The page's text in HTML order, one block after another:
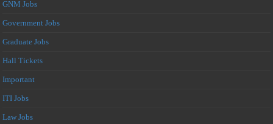
GNM Jobs
Government Jobs
Graduate Jobs
Hall Tickets
Important
ITI Jobs
Law Jobs